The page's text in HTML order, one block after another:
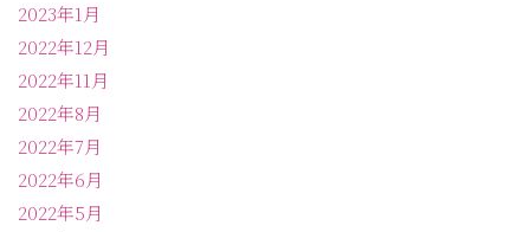
2023年1月
2022年12月
2022年11月
2022年8月
2022年7月
2022年6月
2022年5月